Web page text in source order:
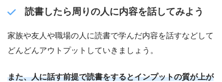
読書したら周りの人に内容を話してみよう
家族や友人や職場の人に読書で学んだ内容を話すなどして
どんどんアウトプットしていきましょう。
また、人に話す前提で読書をするとインプットの質が上が